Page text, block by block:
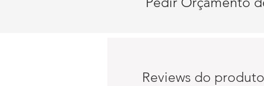
Reviews do produto